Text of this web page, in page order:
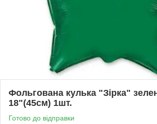
Фольгована кулька "Зірка"
18"(45см) 1шт.
Готово до відправки